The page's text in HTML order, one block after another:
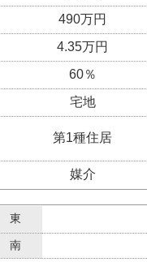
490万円
4.35万円
60％
宅地
第1種住居
媒介
東
南